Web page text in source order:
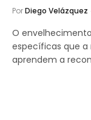
PorDiego Velázquez
O
específicas que a
aprendem a